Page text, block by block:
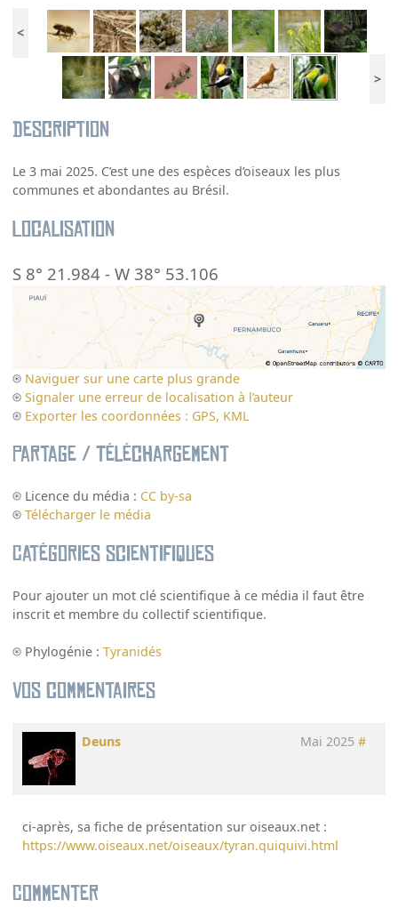
<
>
Description
Le 3 mai 2025. C’est une des espèces d’oiseaux les plus
communes et abondantes au Brésil.
Localisation
S 8° 21.984 -W 38° 53.106
Naviguer sur une carte plus grande
Signaler une erreur de localisation à l’auteur
Exporter les coordonnées : GPS, KML
Partage / Téléchargement
Licence du média : CC by-sa
Télécharger le média
Catégories scientifiques
Pour ajouter un mot clé scientifique à ce média il faut être
inscrit et membre du collectif scientifique.
Phylogénie :Tyranidés
Vos commentaires
Deuns Mai 2025 #
ci-après, sa fiche de présentation sur oiseaux.net :
https://www.oiseaux.net/oiseaux/tyran.quiquivi.html
Commenter